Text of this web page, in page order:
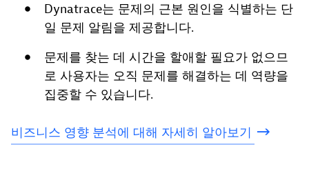
Dynatrace는 문제의 근본 원인을 식별하는 단
일 문제 알림을 제공합니다.
문제를 찾는 데 시간을 할애할 필요가 없으므
로 사용자는 오직 문제를 해결하는 데 역량을
집중할 수 있습니다.
비즈니스 영향 분석에 대해 자세히 알아보기